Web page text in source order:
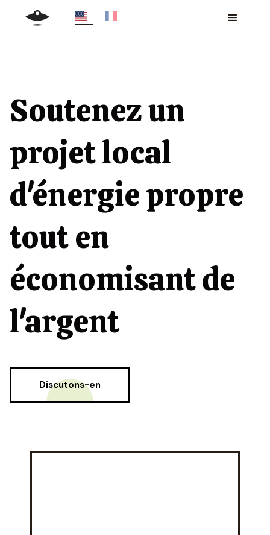
Soutenez un
projet local
d'énergie propre
tout en
économisant de
l'argent
Discutons-en